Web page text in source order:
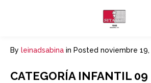
By leinadsabina in Posted noviembre 19,
CATEGORÍA INFANTIL 09